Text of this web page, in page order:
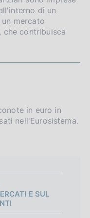
di un
mercato
che contribuisca
in euro in
nell'Eurosistema.
E SUL